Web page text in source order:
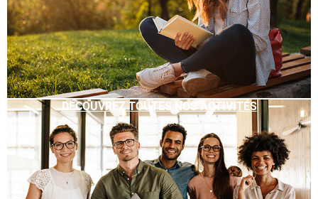
DÉCOUVREZ TOUTES NOS ACTIVITÉS